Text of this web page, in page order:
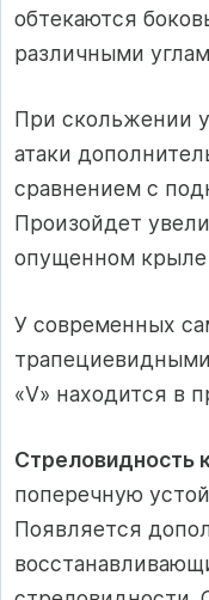
обтекаются
различными
При скольжении
атаки
сравнением с
Произойдет
опущенном
У современных
«V» находится в
Стреловидность
поперечную
Появляется